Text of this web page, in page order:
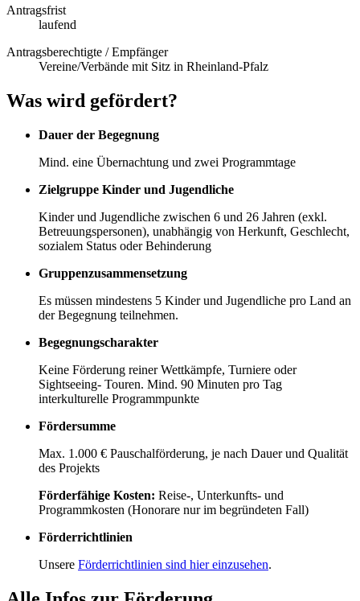
Antragsfrist
laufend
Antragsberechtigte / Empfänger
Vereine/Verbände mit Sitz in Rheinland-Pfalz
Was wird gefördert?
Dauer der Begegnung
Mind. eine Übernachtung und zwei Programmtage
Zielgruppe Kinder und Jugendliche
Kinder und Jugendliche zwischen 6 und 26 Jahren (exkl.
Betreuungspersonen), unabhängig von Herkunft, Geschlecht,
sozialem Status oder Behinderung
Gruppenzusammensetzung
Es müssen mindestens 5 Kinder und Jugendliche pro Land an
der Begegnung teilnehmen.
Begegnungscharakter
Keine Förderung reiner Wettkämpfe, Turniere oder
Sightseeing- Touren. Mind. 90 Minuten pro Tag
interkulturelle Programmpunkte
Fördersumme
Max. 1.000 € Pauschalförderung, je nach Dauer und Qualität
des Projekts
Förderfähige Kosten: Reise-, Unterkunfts- und
Programmkosten (Honorare nur im begründeten Fall)
Förderrichtlinien
Unsere Förderrichtlinien sind hier einzusehen.